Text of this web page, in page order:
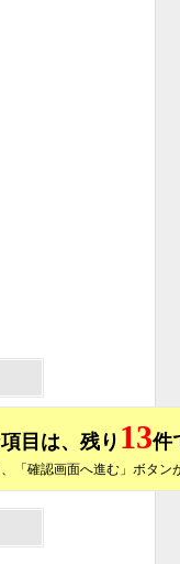
目は、残り 13件
「確認画面へ進む」ボタン